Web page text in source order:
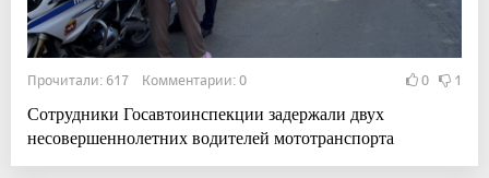
Прочитали: 617 Комментарии: 0 0 1
Сотрудники Госавтоинспекции задержали двух
несовершеннолетних водителей мототранспорта